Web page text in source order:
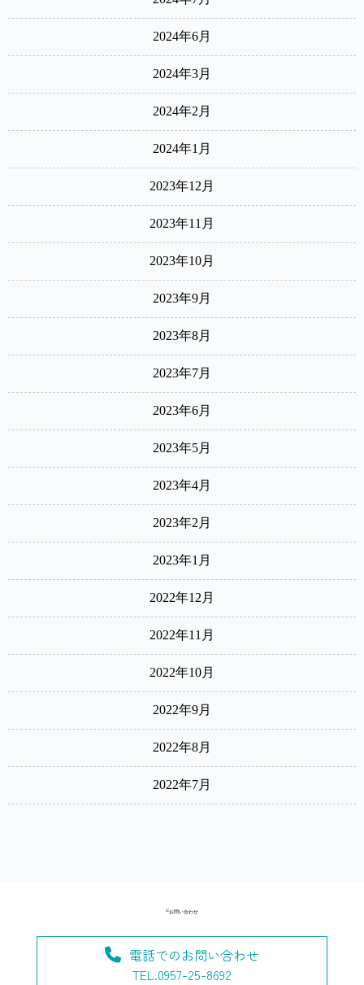
2024年6月
2024年3月
2024年2月
2024年1月
2023年12月
2023年11月
2023年10月
2023年9月
2023年8月
2023年7月
2023年6月
2023年5月
2023年4月
2023年2月
2023年1月
2022年12月
2022年11月
2022年10月
2022年9月
2022年8月
2022年7月
電話でのお問い合わせ
TEL.0957-25-8692